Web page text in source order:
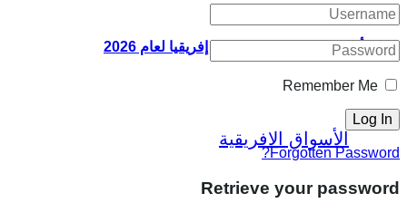
أقوى 10 جوازات سفر في إفريقيا لعام 2026
Remember Me
Forgotten Password?
Retrieve your password